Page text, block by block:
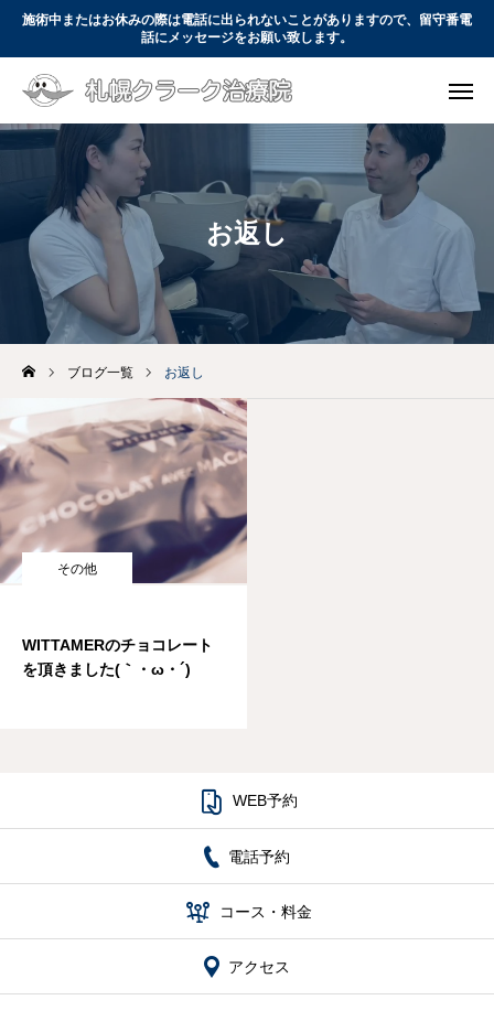
施術中またはお休みの際は電話に出られないことがありますので、留守番電
話にメッセージをお願い致します。
お返し
ブログ一覧 お返し
その他
WITTAMERのチョコレート
を頂きました(｀・ω・´)
 WEB予約
電話予約
 コース・料金
アクセス
 WEB予約
 コース・料金 アクセス
お問い合わせ
初めての方へ
コース・料金
当院について